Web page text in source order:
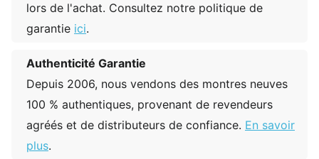
lors de l'achat. Consultez notre politique de
garantie ici.
Authenticité Garantie
Depuis 2006, nous vendons des montres neuves
100 % authentiques, provenant de revendeurs
agréés et de distributeurs de confiance. En savoir
plus.